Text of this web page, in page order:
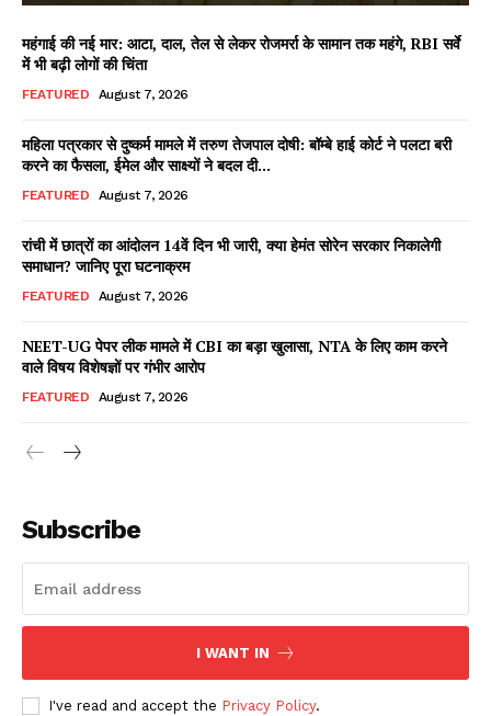
Facebook
X WhatsApp
Share
Read Latest News on AIN
महंगाई की नई मार: आटा, दाल, तेल से लेकर रोजमर्रा के सामान तक महंगे, RBI सर्वे
में भी बढ़ी लोगों की चिंता
FEATURED August 7, 2026
महिला पत्रकार से दुष्कर्म मामले में तरुण तेजपाल दोषी: बॉम्बे हाई कोर्ट ने पलटा बरी
करने का फैसला, ईमेल और साक्ष्यों ने बदल दी...
FEATURED August 7, 2026
रांची में छात्रों का आंदोलन 14वें दिन भी जारी, क्या हेमंत सोरेन सरकार निकालेगी
समाधान? जानिए पूरा घटनाक्रम
FEATURED August 7, 2026
NEET-UG पेपर लीक मामले में CBI का बड़ा खुलासा, NTA के लिए काम करने
वाले विषय विशेषज्ञों पर गंभीर आरोप
FEATURED August 7, 2026
Subscribe
I WANT IN
I've read and accept the Privacy Policy.